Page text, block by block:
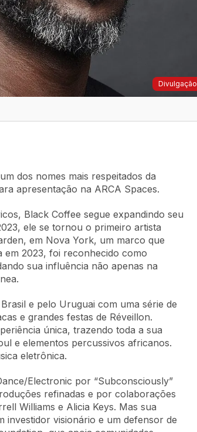
Divulgação
dos nomes mais respeitados da
apresentação na ARCA Spaces.
Black Coffee segue expandindo seu
ele se tornou o primeiro artista
em Nova York, um marco que
em 2023, foi reconhecido como
sua influência não apenas na
e pelo Uruguai com uma série de
e grandes festas de Réveillon.
única, trazendo toda a sua
e elementos percussivos africanos.
eletrônica.
Electronic por “Subconsciously”
refinadas e por colaborações
Williams e Alicia Keys. Mas sua
investidor visionário e um defensor de